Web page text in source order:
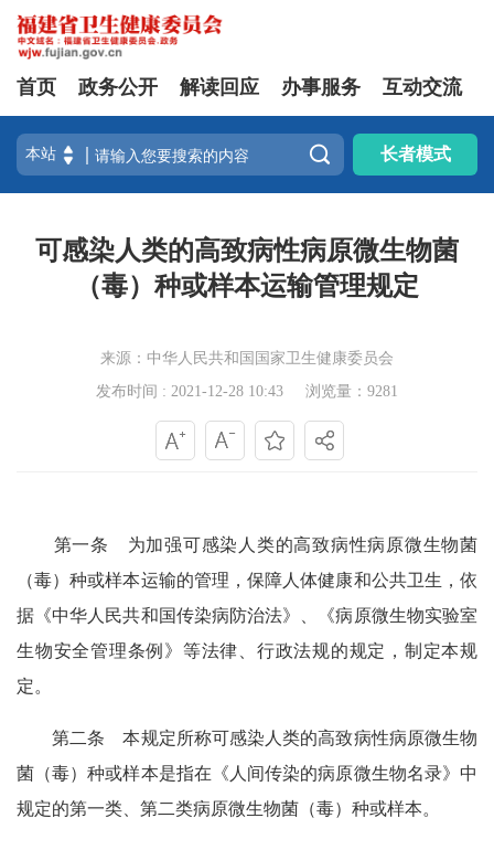
首页 政务公开 解读回应 办事服务 互动交流
 长者模式
可感染人类的高致病性病原微生物菌
（毒）种或样本运输管理规定
来源：中华人民共和国国家卫生健康委员会
发布时间 : 2021-12-28 10:43
浏览量：9281
第一条 为加强可感染人类的高致病性病原微生物菌
（毒）种或样本运输的管理，保障人体健康和公共卫生，依
据《中华人民共和国传染病防治法》、《病原微生物实验室
生物安全管理条例》等法律、行政法规的规定，制定本规
定。
第二条 本规定所称可感染人类的高致病性病原微生物
菌（毒）种或样本是指在《人间传染的病原微生物名录》中
规定的第一类、第二类病原微生物菌（毒）种或样本。